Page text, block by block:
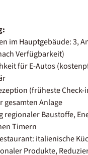
im Hauptgebäude: 3,
Verfügbarkeit)
für E-Autos
(früheste Check-
gesamten Anlage
regionaler Baustoffe,
Timern
italienische
Produkte,